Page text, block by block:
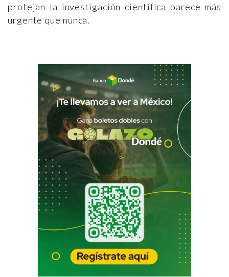
protejan la investigación científica parece más
urgente que nunca.